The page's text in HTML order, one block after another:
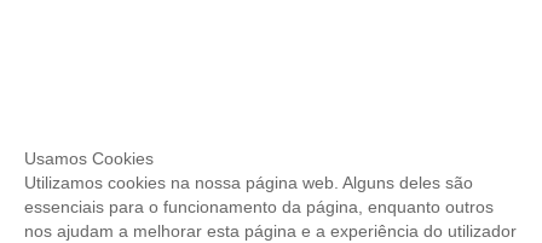
Usamos Cookies
Utilizamos cookies na nossa página web. Alguns deles são
essenciais para o funcionamento da página, enquanto outros
nos ajudam a melhorar esta página e a experiência do utilizador